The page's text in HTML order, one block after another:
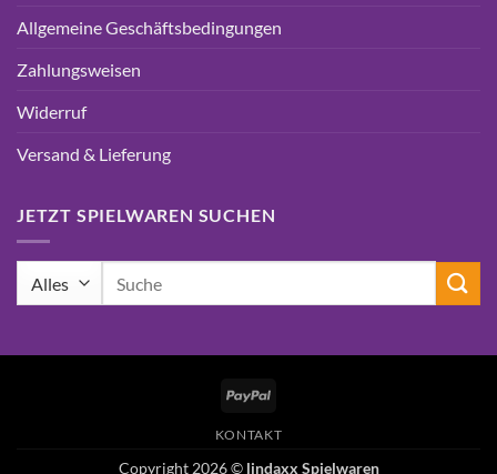
Allgemeine Geschäftsbedingungen
Zahlungsweisen
Widerruf
Versand & Lieferung
JETZT SPIELWAREN SUCHEN
PayPal
KONTAKT
Copyright 2026 © lindaxx Spielwaren